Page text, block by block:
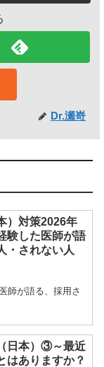
Dr.瀬嵜
）対策2026年
した医師が語
・されない人
師が語る、採用さ
日本）③～最近
はありますか？